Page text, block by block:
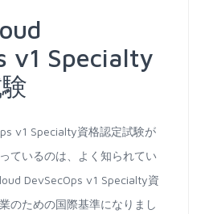
v1 Specialty
v1 Specialty資格認定試験が
ているのは、よく知られてい
DevSecOps v1 Specialty資
のための国際基準になりまし